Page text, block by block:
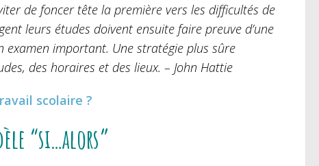
de foncer tête la première vers les difficultés de
leurs études doivent ensuite faire preuve d’une
examen important. Une stratégie plus sûre
des horaires et des lieux. – John Hattie
scolaire ?
“si…alors”